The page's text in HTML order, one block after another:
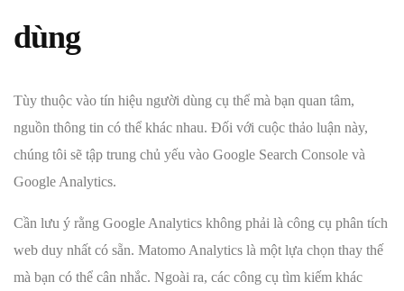
dùng
Tùy thuộc vào tín hiệu người dùng cụ thể mà bạn quan tâm,
nguồn thông tin có thể khác nhau. Đối với cuộc thảo luận này,
chúng tôi sẽ tập trung chủ yếu vào Google Search Console và
Google Analytics.
Cần lưu ý rằng Google Analytics không phải là công cụ phân tích
web duy nhất có sẵn. Matomo Analytics là một lựa chọn thay thế
mà bạn có thể cân nhắc. Ngoài ra, các công cụ tìm kiếm khác